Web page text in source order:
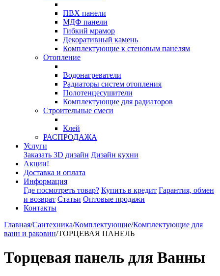
ПВХ панели
МДФ панели
Гибкий мрамор
Декоративный камень
Комплектующие к стеновым панелям
Отопление
Водонагреватели
Радиаторы систем отопления
Полотенцесушители
Комплектующие для радиаторов
Строительные смеси
Клей
РАСПРОДАЖА
Услуги
Заказать 3D дизайн Дизайн кухни
Акции!
Доставка и оплата
Информация
Где посмотреть товар? Купить в кредит Гарантия, обмен
и возврат Статьи Оптовые продажи
Контакты
Главная/Сантехника/Комплектующие/Комплектующие для
ванн и раковин/ТОРЦЕВАЯ ПАНЕЛЬ
Торцевая панель для Ванны